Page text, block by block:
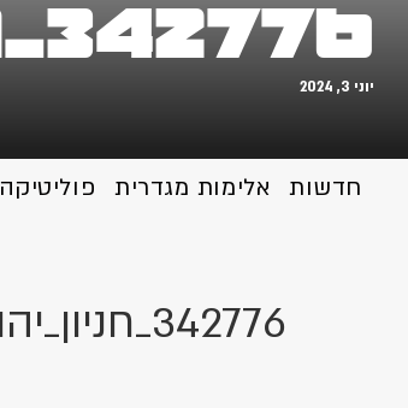
342776_חניון_יהודייה_
יוני 3, 2024
חדשות אלימות מגדרית פוליטיקה
342776_חניון_יהודייה_